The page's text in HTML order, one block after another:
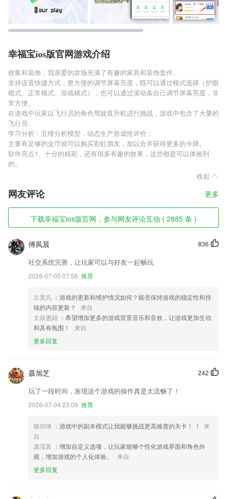
幸福宝ios版官网游戏介绍
收集和装饰，我亲爱的农场充满了有趣的家具和装饰套件。
支持设置快捷方式，更方便的调节屏幕亮度，既可以通过模式选择（护眼
模式、正常模式、游戏模式），也可以通过滚动条自己调节屏幕亮度，非
常方便。
在游戏中玩家以飞行员的角色驾驶直升机进行挑战，游戏中包含了大量的
飞行员。
学习分析：五维分析模型，动态生产形成性评价；
主要有足够的金币就可以购买彩虹朋友，加以合并获得更多的卡牌。
软件亮点1、十分的精彩，还有很多有趣的效果，这些都是可以体验到
的。
收起
网友评论 更多
下载幸福宝ios版官网，参与网友评论互动 ( 2885 条 )
836
傅凤晨
社交系统完善，让玩家可以与好友一起畅玩
2026-07-05 07:56 推荐
古宽凡 ：游戏的更新和维护情况如何？能否保持游戏的稳定性和持
续的内容更新？
来自
太叔惠娟 ：希望增加更多的游戏背景音乐和音效，让游戏更加生动
和具有氛围！
来自
更多回复
242
聂旭芝
玩了一段时间，发现这个游戏的操作真是太流畅了！
2026-07-04 23:09 推荐
骆功琦 ：游戏中的副本模式让我能够挑战更高难度的关卡！ ！
来
自
庞滢真 ：增加自定义选项，让玩家能够个性化游戏界面和角色外
观，增加游戏的个人化体验。
来自
更多回复